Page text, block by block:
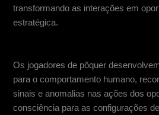
transformando as interações em
estratégica.
Os jogadores de pôquer
para o comportamento humano,
sinais e anomalias nas ações dos
consciência para as configurações